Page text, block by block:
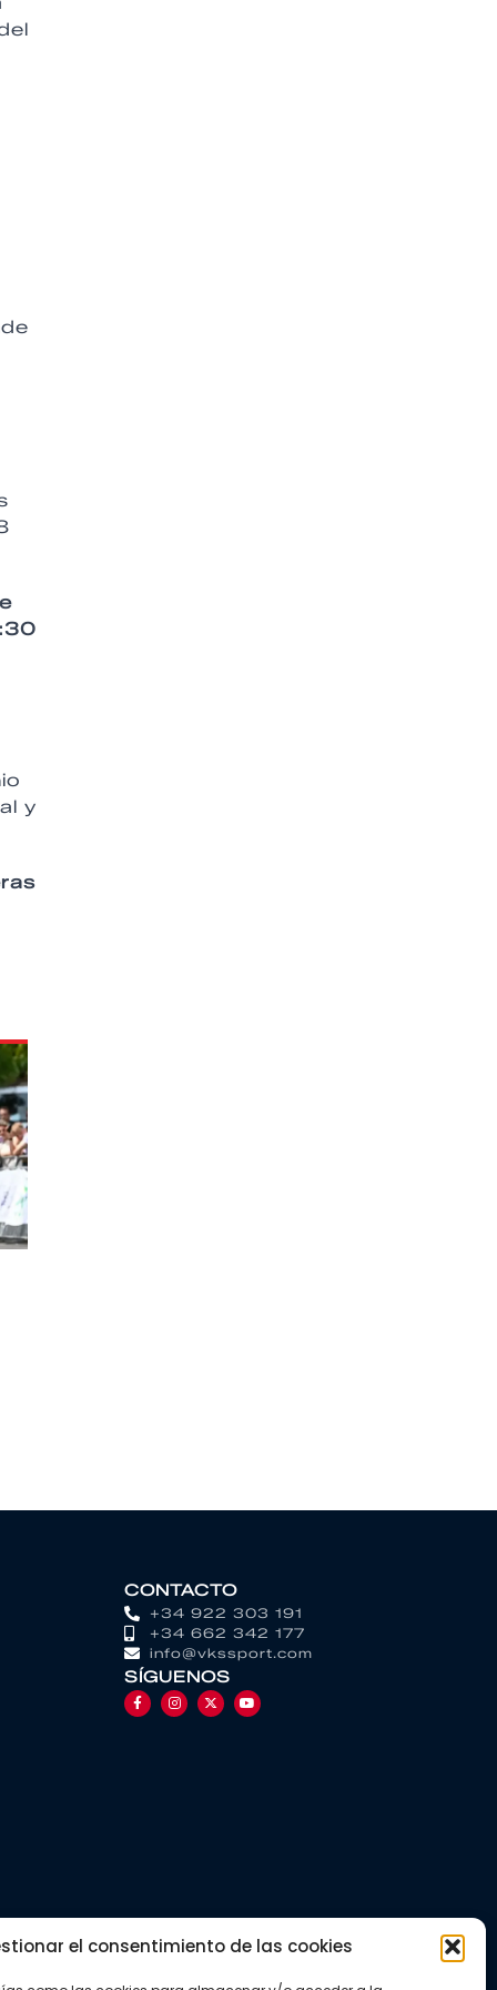
el consentimiento de las cookies
y
CONTACTO
+34 922 303 191
+34 662 342 177
info@vkssport.com
SÍGUENOS